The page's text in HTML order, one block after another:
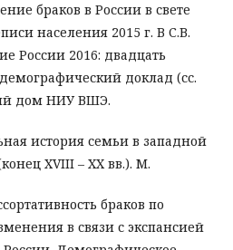
браков в России в свете
населения 2015 г. В С.В.
России 2016: двадцать
доклад (сс.
дом НИУ ВШЭ.
история семьи в западной
XVIII – XX вв.). М.
браков по
в связи с экспансией